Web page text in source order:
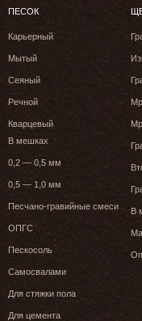
ПЕСОК
Карьерный
Мытый
Сеяный
Речной
Кварцевый
В мешках
0,2 — 0,5 мм
0,5 — 1,0 мм
Песчано-гравийные смеси
ОПГС
Пескосоль
Самосвалами
Для стяжки пола
Для цемента
В